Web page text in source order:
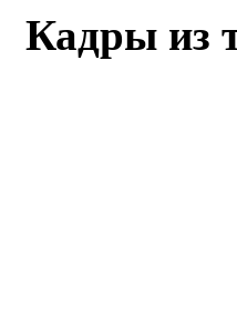
Кадры из